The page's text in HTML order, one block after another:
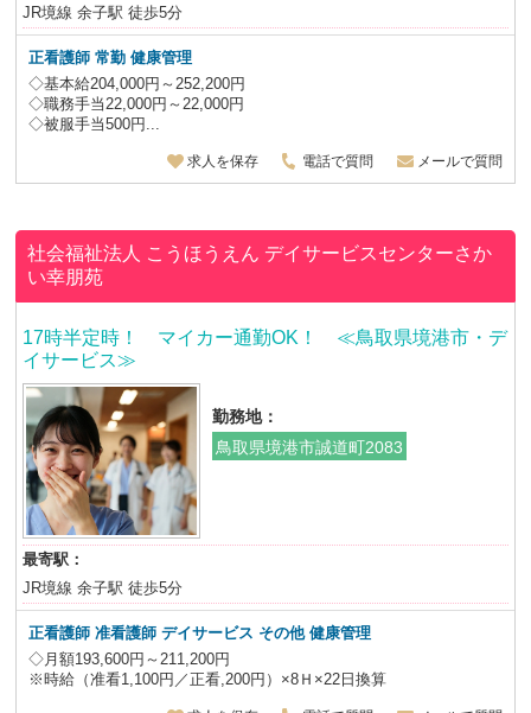
JR境線 余子駅 徒歩5分
正看護師常勤 健康管理
◇基本給204,000円～252,200円
◇職務手当22,000円～22,000円
◇被服手当500円...
求人を保存 電話で質問 メールで質問
社会福祉法人 こうほうえん デイサービスセンターさか
い幸朋苑
17時半定時！ マイカー通勤OK！ ≪鳥取県境港市・デ
イサービス≫
勤務地：
鳥取県境港市誠道町2083
最寄駅：
JR境線 余子駅 徒歩5分
正看護師 准看護師 デイサービス その他 健康管理
◇月額193,600円～211,200円
※時給（准看1,100円／正看,200円）×8Ｈ×22日換算